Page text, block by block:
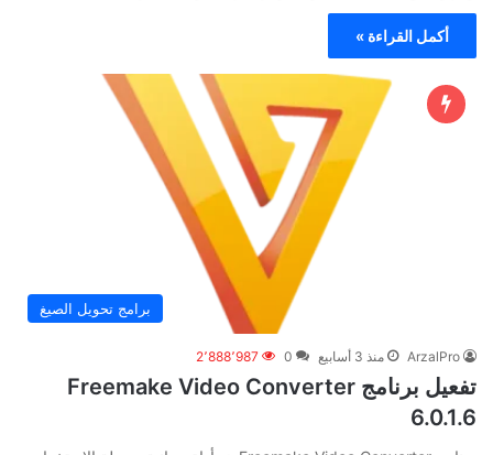
أكمل القراءة »
برامج تحويل الصيغ
ArzalPro منذ 3 أسابيع 0 2٬888٬987
تفعيل برنامج Freemake Video Converter
6.0.1.6